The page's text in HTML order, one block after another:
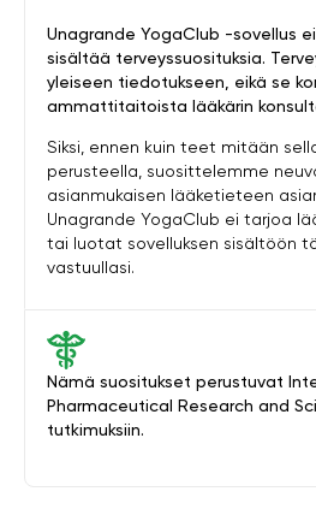
Nämä suositukset perustuvat
Pharmaceutical Research and
tutkimuksiin.
Unagrande YogaClub -sovellus
sisältää terveyssuosituksia.
yleiseen tiedotukseen, eikä se
ammattitaitoista lääkärin
Siksi, ennen kuin teet mitään
perusteella, suosittelemme
asianmukaisen lääketieteen
Unagrande YogaClub ei tarjoa
tai luotat sovelluksen sisältöön
vastuullasi.